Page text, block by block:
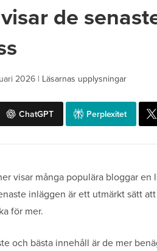
de
2026 | Läsarnas upplysningar
ChatGPT Perplexitet
visar många populära bloggar
inläggen är ett utmärkt sätt
för mer.
och bästa innehåll är de mer